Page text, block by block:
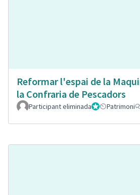
Reformar l'espai de la
la Confraria de Pescadors
Participant eliminadaAdministrador
Patrimoni